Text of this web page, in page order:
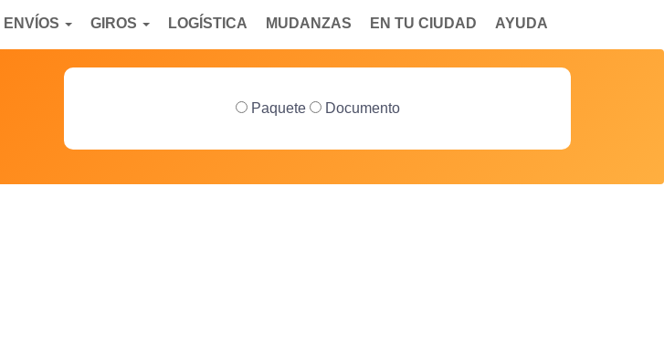
AYUDA
EN TU CIUDAD
MUDANZAS
LOGÍSTICA
GIROS
ENVÍOS
Paquete Documento